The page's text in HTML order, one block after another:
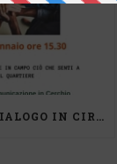
CRESCITA DI DIALOGO IN CIRCOLO